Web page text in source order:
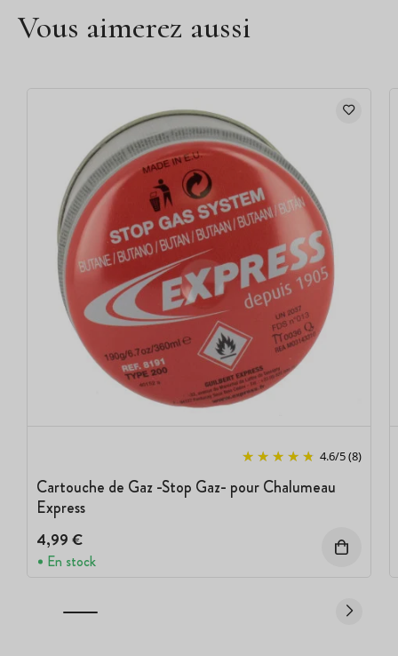
Vous aimerez aussi
4.6/5(8)
Cartouche de Gaz -Stop Gaz- pour Chalumeau
Express
4,99 €
En stock